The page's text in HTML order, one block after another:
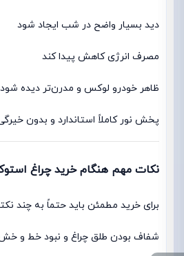
دید بسیار واضح در شب ایجاد شود
مصرف انرژی کاهش پیدا کند
ظاهر خودرو لوکس و مدرن‌تر دیده شود
پخش نور کاملاً استاندارد و بدون
نکات مهم هنگام خرید چراغ
برای خرید مطمئن باید حتماً به چند
شفاف بودن طلق چراغ و نبود خط و